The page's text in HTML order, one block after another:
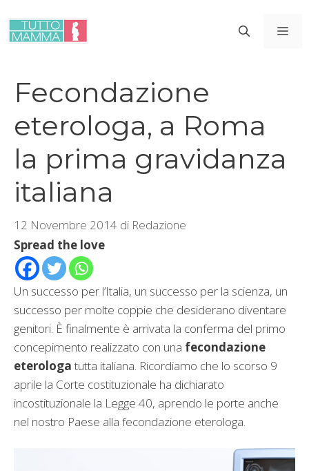
contenuto
Fecondazione
eterologa, a Roma
la prima gravidanza
italiana
12 Novembre 2014 di Redazione
Spread the love
Un successo per l’Italia, un successo per la scienza, un
successo per molte coppie che desiderano diventare
genitori. È finalmente è arrivata la conferma del primo
concepimento realizzato con una fecondazione
eterologatutta italiana. Ricordiamo che lo scorso 9
aprile la Corte costituzionale ha dichiarato
incostituzionale la Legge 40, aprendo le porte anche
nel nostro Paese alla fecondazione eterologa.